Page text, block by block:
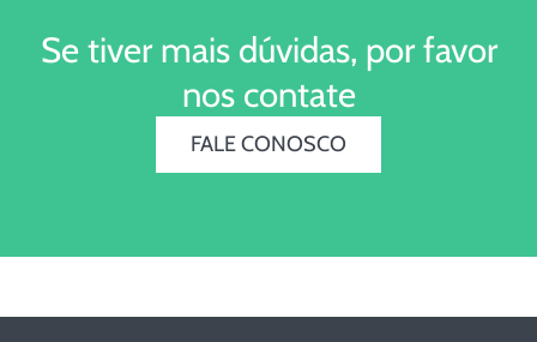
Se tiver mais dúvidas, por favor
nos contate
FALE CONOSCO